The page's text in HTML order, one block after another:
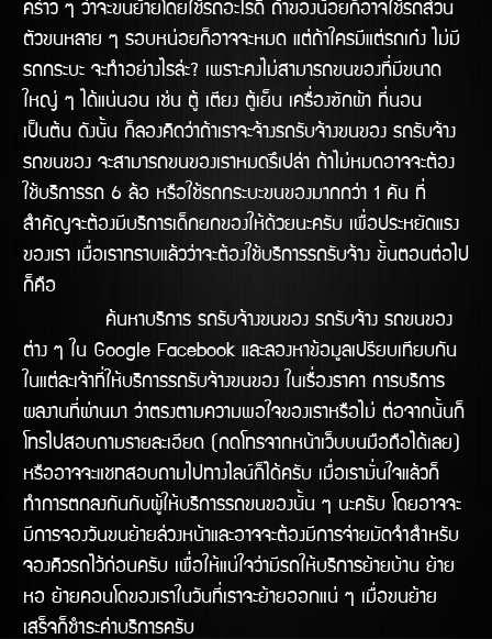
คร่าว ๆ ว่าจะขนย้ายโดยใช้รถอะไรดี ถ้าของน้อยก็อาจใช้รถส่วน
ตัวขนหลาย ๆ รอบหน่อยก็อาจจะหมด แต่ถ้าใครมีแต่รถเก๋ง ไม่มี
รถกระบะ จะทำอย่างไรล่ะ? เพราะคงไม่สามารถขนของที่มีขนาด
ใหญ่ ๆ ได้แน่นอน เช่น ตู้ เตียง ตู้เย็น เครื่องซักผ้า ที่นอน
เป็นต้น ดังนั้น ก็ลองคิดว่าถ้าเราจะจ้างรถรับจ้างขนของ รถรับจ้าง
รถขนของ จะสามารถขนของเราหมดรึเปล่า ถ้าไม่หมดอาจจะต้อง
ใช้บริการรถ 6 ล้อ หรือใช้รถกระบะขนของมากกว่า 1 คัน ที่
สำคัญจะต้องมีบริการเด็กยกของให้ด้วยนะครับ เพื่อประหยัดแรง
ของเรา เมื่อเราทราบแล้วว่าจะต้องใช้บริการรถรับจ้าง ขั้นตอนต่อไป
ก็คือ
ค้นหาบริการ รถรับจ้างขนของ รถรับจ้าง รถขนของ
ต่าง ๆ ใน Google Facebook และลองหาข้อมูลเปรียบเทียบกัน
ในแต่ละเจ้าที่ให้บริการรถรับจ้างขนของ ในเรื่องราคา การบริการ
ผลงานทีี่ผ่านมา ว่าตรงตามความพอใจของเราหรือไม่ ต่อจากนั้นก็
โทรไปสอบถามรายละเอียด (กดโทรจากหน้าเว็บบนมือถือได้เลย)
หรืออาจจะแชทสอบถามไปทางไลน์ก็ได้ครับ เมื่อเรามั่นใจแล้วก็
ทำการตกลงกันกับผู้ให้บริการรถขนของนั้น ๆ นะครับ โดยอาจจะ
มีการจองวันขนย้ายล่วงหน้าและอาจจะต้องมีการจ่ายมัดจำสำหรับ
จองคิวรถไว้ก่อนครับ เพื่อให้แน่ใจว่ามีรถให้บริิการย้ายบ้าน ย้าย
หอ ย้ายคอนโดของเราในวันทีี่เราจะย้ายออกแน่ ๆ เมื่อขนย้าย
เสร็จก็ชำระค่าบริการครับ